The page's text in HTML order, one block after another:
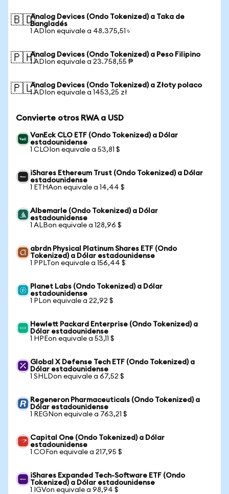
🇧🇩Analog Devices (Ondo Tokenized) a Taka de
Bangladés
1 ADIon equivale a 48.375,51 ৳
🇵🇭Analog Devices (Ondo Tokenized) a Peso Filipino
1 ADIon equivale a 23.758,55 ₱
🇵🇱Analog Devices (Ondo Tokenized) a Złoty polaco
1 ADIon equivale a 1453,25 zł
Convierte otros RWA a USD
VanEck CLO ETF (Ondo Tokenized) a Dólar
estadounidense
1 CLOIon equivale a 53,81 $
iShares Ethereum Trust (Ondo Tokenized) a Dólar
estadounidense
1 ETHAon equivale a 14,44 $
Albemarle (Ondo Tokenized) a Dólar
estadounidense
1 ALBon equivale a 128,96 $
abrdn Physical Platinum Shares ETF (Ondo
Tokenized) a Dólar estadounidense
1 PPLTon equivale a 156,44 $
Planet Labs (Ondo Tokenized) a Dólar
estadounidense
1 PLon equivale a 22,92 $
Hewlett Packard Enterprise (Ondo Tokenized) a
Dólar estadounidense
1 HPEon equivale a 53,11 $
Global X Defense Tech ETF (Ondo Tokenized) a
Dólar estadounidense
1 SHLDon equivale a 67,52 $
Regeneron Pharmaceuticals (Ondo Tokenized) a
Dólar estadounidense
1 REGNon equivale a 763,21 $
Capital One (Ondo Tokenized) a Dólar
estadounidense
1 COFon equivale a 217,95 $
iShares Expanded Tech-Software ETF (Ondo
Tokenized) a Dólar estadounidense
1 IGVon equivale a 98,94 $